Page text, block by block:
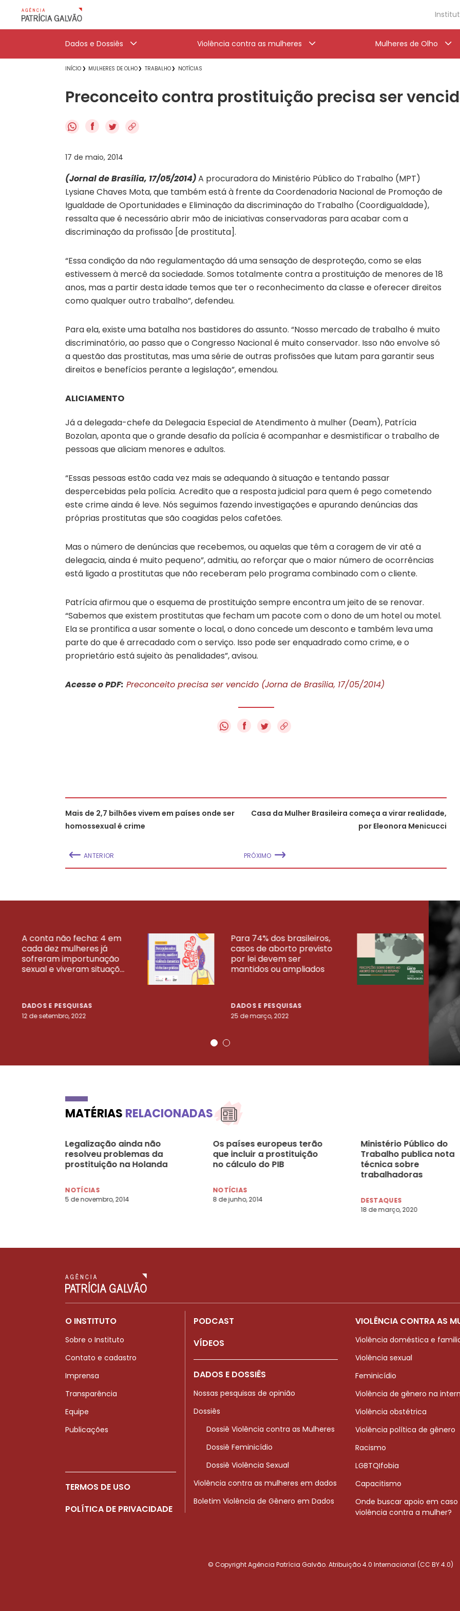
Dados e Dossiês Violência contra as mulheres Mulheres de Olho
INÍCIO MULHERES DE OLHO TRABALHO NOTÍCIAS
Preconceito contra prostituição precisa ser
f
17 de maio, 2014
(Jornal de Brasília, 17/05/2014)A procuradora do Ministério Público do Trabalho (MPT)
Lysiane Chaves Mota, que também está à frente da Coordenadoria Nacional de Promoção de
Igualdade de Oportunidades e Eliminação da discriminação do Trabalho (Coordigualdade),
ressalta que é necessário abrir mão de iniciativas conservadoras para acabar com a
discriminação da profissão [de prostituta].
“Essa condição da não regulamentação dá uma sensação de desproteção, como se elas
estivessem à mercê da sociedade. Somos totalmente contra a prostituição de menores de 18
anos, mas a partir desta idade temos que ter o reconhecimento da classe e oferecer direitos
como qualquer outro trabalho”, defendeu.
Para ela, existe uma batalha nos bastidores do assunto. “Nosso mercado de trabalho é muito
discriminatório, ao passo que o Congresso Nacional é muito conservador. Isso não envolve só
a questão das prostitutas, mas uma série de outras profissões que lutam para garantir seus
direitos e benefícios perante a legislação”, emendou.
ALICIAMENTO
Já a delegada-chefe da Delegacia Especial de Atendimento à mulher (Deam), Patrícia
Bozolan, aponta que o grande desafio da polícia é acompanhar e desmistificar o trabalho de
pessoas que aliciam menores e adultos.
“Essas pessoas estão cada vez mais se adequando à situação e tentando passar
despercebidas pela polícia. Acredito que a resposta judicial para quem é pego cometendo
este crime ainda é leve. Nós seguimos fazendo investigações e apurando denúncias das
próprias prostitutas que são coagidas pelos cafetões.
Mas o número de denúncias que recebemos, ou aquelas que têm a coragem de vir até a
delegacia, ainda é muito pequeno”, admitiu, ao reforçar que o maior número de ocorrências
está ligado a prostitutas que não receberam pelo programa combinado com o cliente.
Patrícia afirmou que o esquema de prostituição sempre encontra um jeito de se renovar.
“Sabemos que existem prostitutas que fecham um pacote com o dono de um hotel ou motel.
Ela se prontifica a usar somente o local, o dono concede um desconto e também leva uma
parte do que é arrecadado com o serviço. Isso pode ser enquadrado como crime, e o
proprietário está sujeito às penalidades”, avisou.
Acesse o PDF: Preconceito precisa ser vencido (Jorna de Brasília, 17/05/2014)
f
Mais de 2,7 bilhões vivem em países onde ser
homossexual é crime
ANTERIOR
Casa da Mulher Brasileira começa a virar realidade,
por Eleonora Menicucci
PRÓXIMO
A conta não fecha: 4 em
cada dez mulheres já
sofreram importunação
sexual e viveram situaçõ...
DADOS E PESQUISAS
12 de setembro, 2022
Para 74% dos brasileiros,
casos de aborto previsto
por lei devem ser
mantidos ou ampliados
DADOS E PESQUISAS
25 de março, 2022
23
VEJA MAIS PESQUISAS
MATÉRIAS RELACIONADAS
Legalização ainda não
resolveu problemas da
prostituição na Holanda
NOTÍCIAS
5 de novembro, 2014
Os países europeus terão
que incluir a prostituição
no cálculo do PIB
NOTÍCIAS
8 de junho, 2014
Ministério Público do
Trabalho publica nota
técnica sobre
trabalhadoras
coronavírus
DESTAQUES
18 de março, 2020
O INSTITUTO
Sobre o Instituto
Contato e cadastro
Imprensa
Transparência
Equipe
Publicações
TERMOS DE USO
POLÍTICA DE PRIVACIDADE
PODCAST
VÍDEOS
DADOS E DOSSIÊS
Nossas pesquisas de opinião
Dossiês
Dossiê Violência contra as Mulheres
Dossiê Feminicídio
Dossiê Violência Sexual
Violência contra as mulheres em dados
Boletim Violência de Gênero em Dados
VIOLÊNCIA CONTRA AS
Violência doméstica e
Violência sexual
Feminicídio
Violência de gênero na
Violência obstétrica
Violência política de gênero
Racismo
LGBTQIfobia
Capacitismo
Onde buscar apoio em caso
violência contra a mulher?
© Copyright Agência Patrícia Galvão. Atribuição 4.0 Internacional (CC BY 4.0)